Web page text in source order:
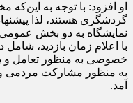
او افزود: با توجه به این‌که
گردشگری هستند، لذا
نمایشگاه به دو بخش
با اعلام زمان بازدید،
به منظور مشارکت مردمی
آمد.